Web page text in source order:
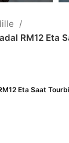
RM12 Eta
Eta Saat